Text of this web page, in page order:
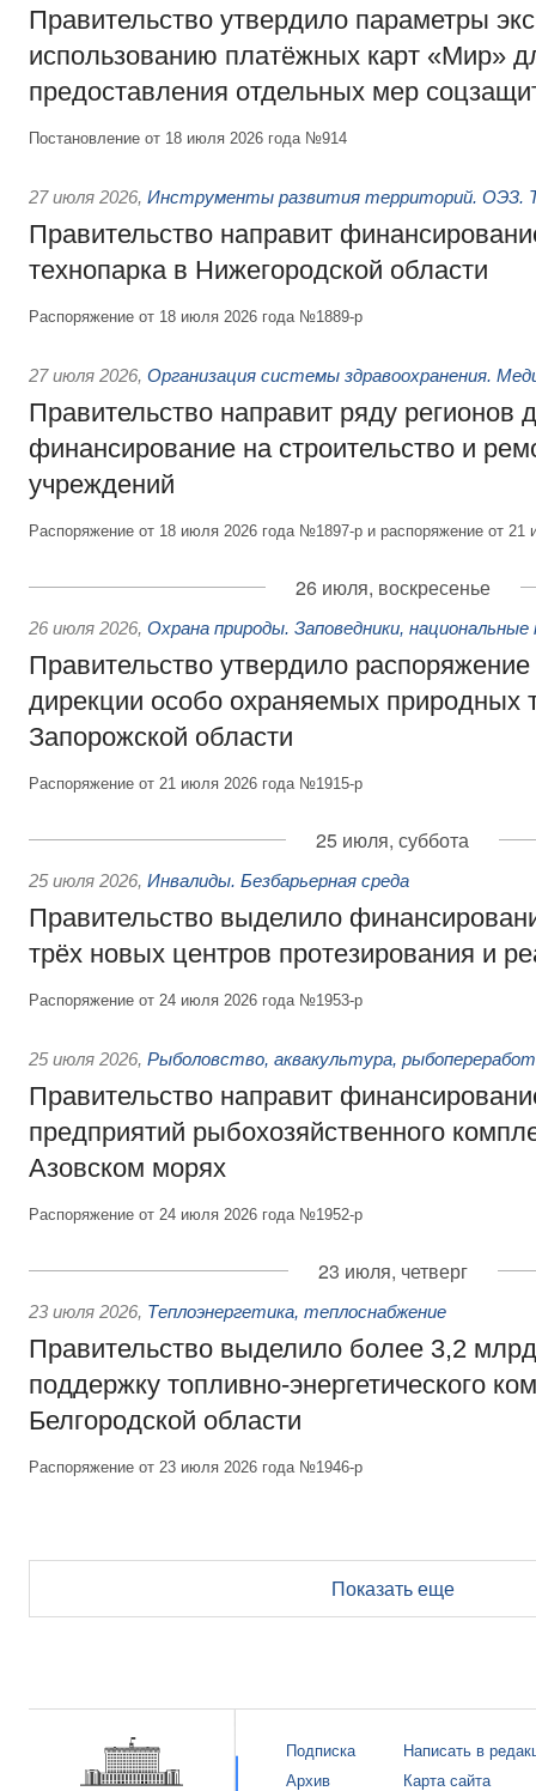
Правительство утвердило параметры
использованию платёжных карт «Мир»
предоставления отдельных мер
Постановление от 18 июля 2026 года №914
27 июля 2026, Инструменты развития территорий. ОЭЗ.
Правительство направит
технопарка в Нижегородской области
Распоряжение от 18 июля 2026 года №1889-р
27 июля 2026, Организация системы здравоохранения.
Правительство направит ряду регионов
финансирование на строительство и
учреждений
Распоряжение от 18 июля 2026 года №1897-р и распоряжение от
26 июля, воскресенье
26 июля 2026, Охрана природы. Заповедники, национальные
Правительство утвердило
дирекции особо охраняемых природных
Запорожской области
Распоряжение от 21 июля 2026 года №1915-р
25 июля, суббота
25 июля 2026, Инвалиды. Безбарьерная среда
Правительство выделило
трёх новых центров протезирования и
Распоряжение от 24 июля 2026 года №1953-р
25 июля 2026, Рыболовство, аквакультура,
Правительство направит
предприятий рыбохозяйственного
Азовском морях
Распоряжение от 24 июля 2026 года №1952-р
23 июля, четверг
23 июля 2026, Теплоэнергетика, теплоснабжение
Правительство выделило более 3,2
поддержку топливно-энергетического
Белгородской области
Распоряжение от 23 июля 2026 года №1946-р
Показать еще
Подписка
Архив
Написать в
Карта сайта